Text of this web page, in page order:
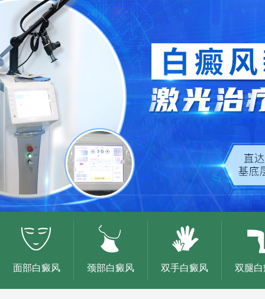
面部白癜风 颈部白癜风 双手白癜风 双腿